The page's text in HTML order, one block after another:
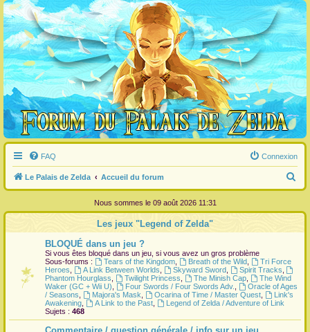
FAQ Connexion
Le Palais de Zelda Accueil du forum
e
c
Nous sommes le 09 août 2026 11:31
Les jeux "Legend of Zelda"
BLOQUÉ dans un jeu ?
Si vous êtes bloqué dans un jeu, si vous avez un gros problème
Sous-forums :
Tears of the Kingdom, Breath of the Wild,
Tri Force
Heroes
A Link Between Worlds Skyward Sword, Spirit Tracks
Phantom Hourglass
Twilight Princess The Minish Cap,
The Wind
Waker (GC + Wii U)
Four Swords / Four Swords Adv.
Oracle of Ages
/ Seasons
Majora's Mask Ocarina of Time / Master Quest,
Link's
Awakening
A Link to the Past,
Legend of Zelda / Adventure of Link
Sujets : 468